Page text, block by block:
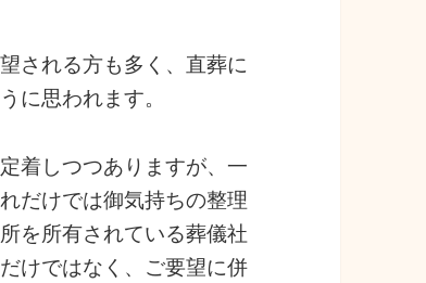
される方も多く、直葬に
に思われます。
着しつつありますが、一
だけでは御気持ちの整理
を所有されている葬儀社
けではなく、ご要望に併